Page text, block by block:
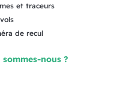
et traceurs
de recul
sommes-nous ?